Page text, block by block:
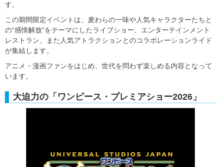
す。
この期間限定イベントは、麦わらの一味や人気キャラクターたちと
の“感情解放”をテーマにしたライブショー、エンターテインメント
レストラン、また人気アトラクションとのコラボレーションライド
が集結します。
アニメ・漫画ファンをはじめ、世代を問わず楽しめる内容となって
います。
大迫力の「ワンピース・プレミアショー2026」